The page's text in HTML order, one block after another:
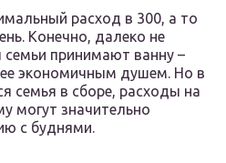
расход в 300, а то
Конечно, далеко не
принимают ванну –
экономичным душем. Но в
семья в сборе, расходы на
могут значительно
с буднями.